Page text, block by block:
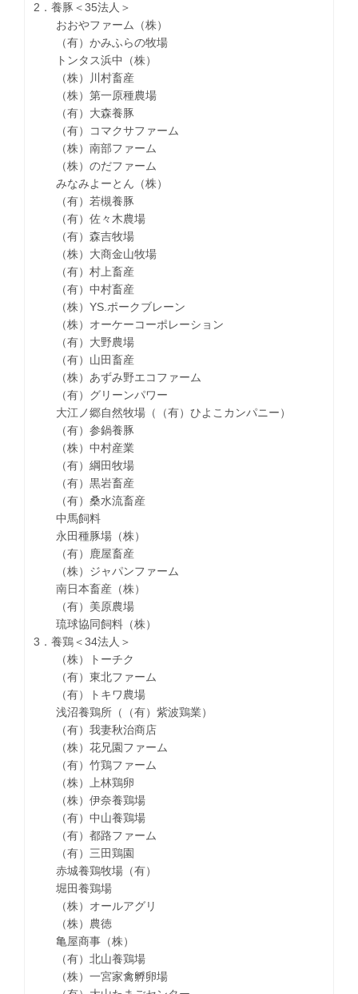
2．養豚＜35法人＞
おおやファーム（株）
（有）かみふらの牧場
トンタス浜中（株）
（株）川村畜産
（株）第一原種農場
（有）大森養豚
（有）コマクサファーム
（株）南部ファーム
（株）のだファーム
みなみよーとん（株）
（有）若槻養豚
（有）佐々木農場
（有）森吉牧場
（株）大商金山牧場
（有）村上畜産
（有）中村畜産
（株）YS.ポークブレーン
（株）オーケーコーポレーション
（有）大野農場
（有）山田畜産
（株）あずみ野エコファーム
（有）グリーンパワー
大江ノ郷自然牧場（（有）ひよこカンパニー）
（有）参鍋養豚
（株）中村産業
（有）綱田牧場
（有）黒岩畜産
（有）桑水流畜産
中馬飼料
永田種豚場（株）
（有）鹿屋畜産
（株）ジャパンファーム
南日本畜産（株）
（有）美原農場
琉球協同飼料（株）
3．養鶏＜34法人＞
（株）トーチク
（有）東北ファーム
（有）トキワ農場
浅沼養鶏所（（有）紫波鶏業）
（有）我妻秋治商店
（株）花兄園ファーム
（有）竹鶏ファーム
（株）上林鶏卵
（株）伊奈養鶏場
（有）中山養鶏場
（有）都路ファーム
（有）三田鶏園
赤城養鶏牧場（有）
堀田養鶏場
（株）オールアグリ
（株）農徳
亀屋商事（株）
（有）北山養鶏場
（株）一宮家禽孵卵場